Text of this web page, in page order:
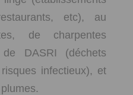
etc), au
de charpentes
DASRI (déchets
infectieux), et